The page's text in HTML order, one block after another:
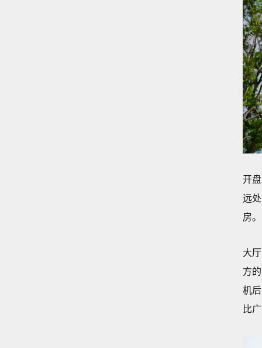
开
远
房。
大
方
机
比